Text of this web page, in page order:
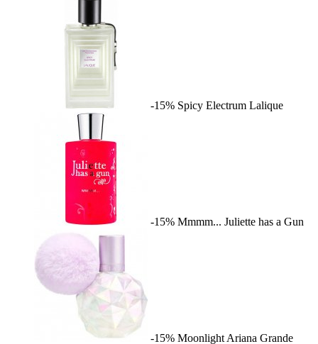
-15% Spicy Electrum Lalique
-15% Mmmm... Juliette has a Gun
-15% Moonlight Ariana Grande